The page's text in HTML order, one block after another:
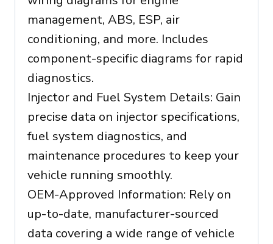
management, ABS, ESP, air
conditioning, and more. Includes
component-specific diagrams for rapid
diagnostics.
Injector and Fuel System Details: Gain
precise data on injector specifications,
fuel system diagnostics, and
maintenance procedures to keep your
vehicle running smoothly.
OEM-Approved Information: Rely on
up-to-date, manufacturer-sourced
data covering a wide range of vehicle